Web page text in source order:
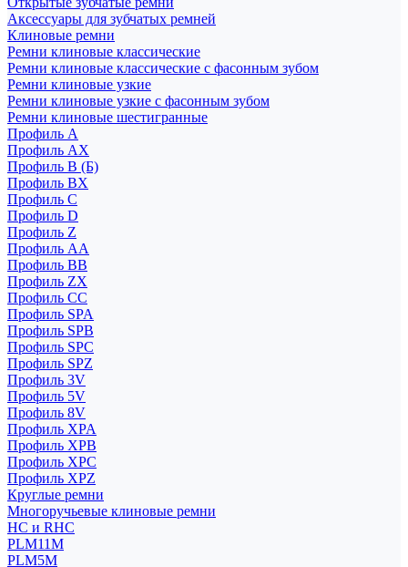
Аксессуары для зубчатых ремней
Клиновые ремни
Ремни клиновые классические
Ремни клиновые классические с фасонным зубом
Ремни клиновые узкие
Ремни клиновые узкие с фасонным зубом
Ремни клиновые шестигранные
Профиль A
Профиль AX
Профиль B (Б)
Профиль BX
Профиль C
Профиль D
Профиль Z
Профиль АА
Профиль BB
Профиль ZX
Профиль CC
Профиль SPA
Профиль SPB
Профиль SPC
Профиль SPZ
Профиль 3V
Профиль 5V
Профиль 8V
Профиль XPA
Профиль XPB
Профиль XPC
Профиль XPZ
Круглые ремни
Многоручьевые клиновые ремни
HC и RHC
PLM11M
PLM5M